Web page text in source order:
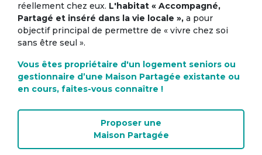
réellement chez eux. L'habitat « Accompagné,
Partagé et inséré dans la vie locale », a pour
objectif principal de permettre de « vivre chez soi
sans être seul ».
Vous êtes propriétaire d'un logement seniors ou
gestionnaire d’une Maison Partagée existante ou
en cours, faites-vous connaître !
Proposer une
Maison Partagée